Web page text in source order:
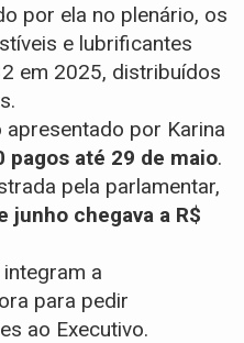
por ela no plenário, os
e lubrificantes
em 2025, distribuídos
apresentado por Karina
pagos até 29 de maio.
pela parlamentar,
junho chegava a R$
a
para pedir
ao Executivo.